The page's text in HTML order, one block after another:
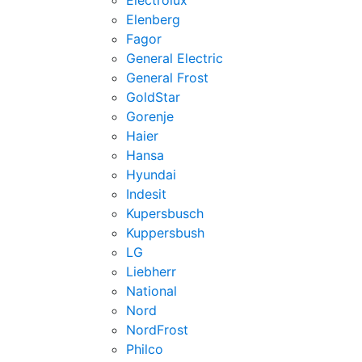
Elenberg
Fagor
General Electric
General Frost
GoldStar
Gorenje
Haier
Hansa
Hyundai
Indesit
Kupersbusch
Kuppersbush
LG
Liebherr
National
Nord
NordFrost
Philco